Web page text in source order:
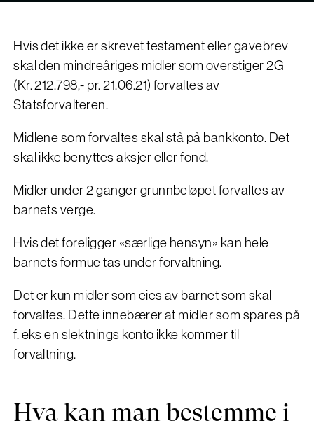
Hvis det ikke er skrevet testament eller gavebrev
skal den mindreåriges midler som overstiger 2G
(Kr. 212.798,- pr. 21.06.21) forvaltes av
Statsforvalteren.
Midlene som forvaltes skal stå på bankkonto. Det
skal ikke benyttes aksjer eller fond.
Midler under 2 ganger grunnbeløpet forvaltes av
barnets verge.
Hvis det foreligger «særlige hensyn» kan hele
barnets formue tas under forvaltning.
Det er kun midler som eies av barnet som skal
forvaltes. Dette innebærer at midler som spares på
f. eks en slektnings konto ikke kommer til
forvaltning.
Hva kan man bestemme i